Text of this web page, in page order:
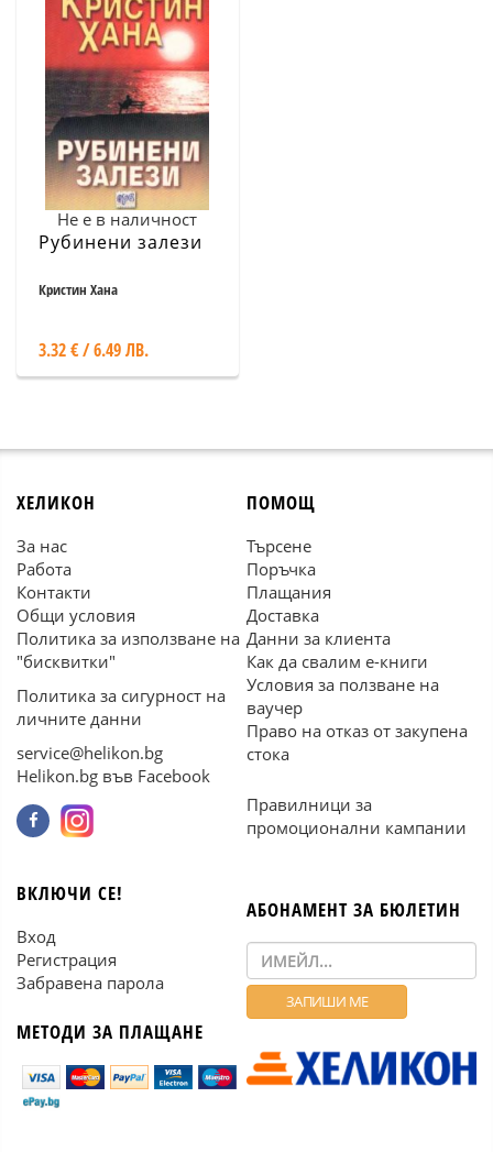
Не е в наличност
Рубинени залези
Кристин Хана
3.32 € / 6.49 ЛВ.
ХЕЛИКОН
За нас
Работа
Контакти
Общи условия
Политика за използване на
"бисквитки"
Политика за сигурност на
личните данни
service@helikon.bg
Helikon.bg във Facebook
ПОМОЩ
Търсене
Поръчка
Плащания
Доставка
Данни за клиента
Как да свалим е-книги
Условия за ползване на
ваучер
Право на отказ от закупена
стока
Правилници за
промоционални кампании
ВКЛЮЧИ СЕ!
Вход
Регистрация
Забравена парола
МЕТОДИ ЗА ПЛАЩАНЕ
АБОНАМЕНТ ЗА БЮЛЕТИН